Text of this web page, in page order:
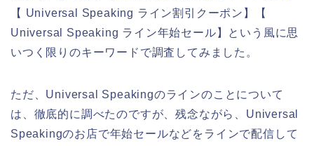
【 Universal Speaking ライン割引クーポン】【
Universal Speaking ライン年始セール】という風に思
いつく限りのキーワードで調査してみました。
ただ、Universal Speakingのラインのことについて
は、徹底的に調べたのですが、残念ながら、Universal
Speakingのお店で年始セールなどをラインで配信して